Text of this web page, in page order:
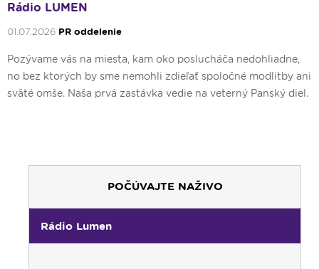
Rádio LUMEN
01.07.2026 PR oddelenie
Pozývame vás na miesta, kam oko poslucháča nedohliadne,
no bez ktorých by sme nemohli zdieľať spoločné modlitby ani
sväté omše. Naša prvá zastávka vedie na veterný Panský diel.
POČÚVAJTE NAŽIVO
Rádio Lumen